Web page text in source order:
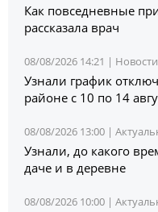
Как повседневные
рассказала врач
08/08/2026 14:21 | Новости
Узнали график
районе с 10 по 14
08/08/2026 13:00 |
Узнали, до какого
даче и в деревне
08/08/2026 10:00 |